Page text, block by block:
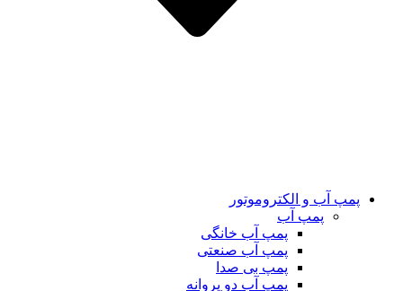
پمپ آب و الکتروموتور
پمپ آب
پمپ آب خانگی
پمپ آب صنعتی
پمپ بی صدا
پمپ آب دو پروانه